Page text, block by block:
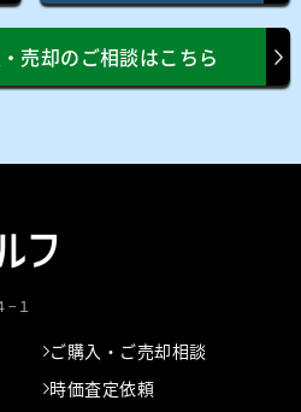
売却のご相談はこちら
１
ご購入・ご売却相談
時価査定依頼